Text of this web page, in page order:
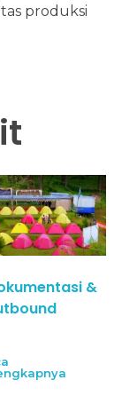
produksi
&